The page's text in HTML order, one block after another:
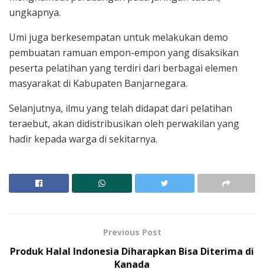
ungkapnya.
Umi juga berkesempatan untuk melakukan demo
pembuatan ramuan empon-empon yang disaksikan
peserta pelatihan yang terdiri dari berbagai elemen
masyarakat di Kabupaten Banjarnegara.
Selanjutnya, ilmu yang telah didapat dari pelatihan
teraebut, akan didistribusikan oleh perwakilan yang
hadir kepada warga di sekitarnya.
Previous Post
Produk Halal Indonesia Diharapkan Bisa Diterima di
Kanada